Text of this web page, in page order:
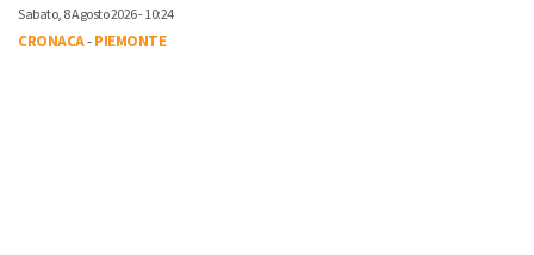
Sabato, 8 Agosto 2026 - 10:24
CRONACA-PIEMONTE